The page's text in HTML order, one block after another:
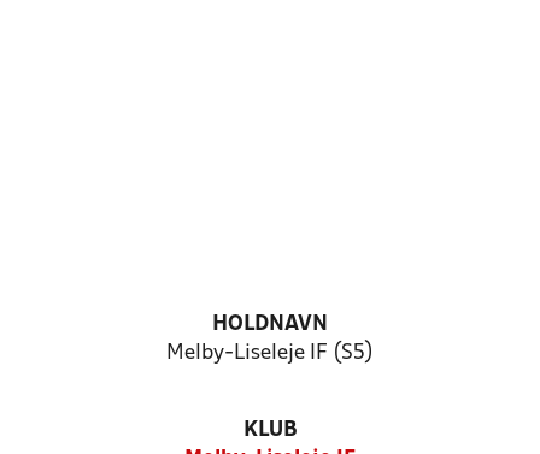
HOLDNAVN
Melby-Liseleje IF (S5)
KLUB